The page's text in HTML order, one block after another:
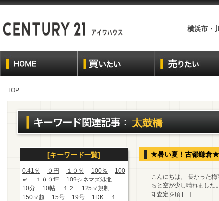
横浜市・
TOP
太鼓橋
[キーワード一覧]
0.41％ ０円 １０％ 100％
100
㎡
１００坪
109シネマズ港北
10分
10帖 １２
125㎡規制
150㎡超
15号 19号 1DK
１
★暑い夏！古都鎌倉★
こんにちは。 長かった
ちと空が少し晴れました
却査定を頂 […]